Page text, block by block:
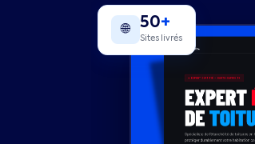
🌐 50+
Sites livrés